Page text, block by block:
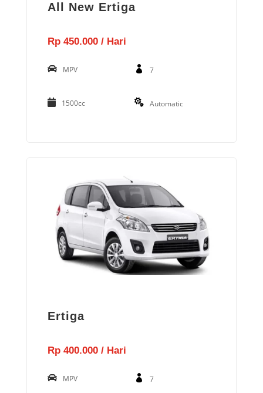
All New Ertiga
Rp 450.000 / Hari
MPV 7
1500cc Automatic
Ertiga
Rp 400.000 / Hari
MPV 7